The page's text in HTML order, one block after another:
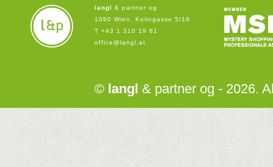
langl & partner og
1090 Wien, Kolingasse 5/18
T +43 1 310 19 81
office@langl.at
© langl & partner og - 2026.